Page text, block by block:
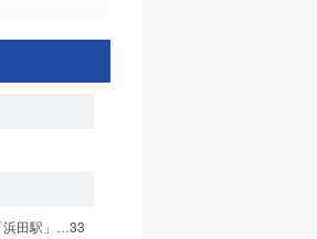
浜田駅」…33